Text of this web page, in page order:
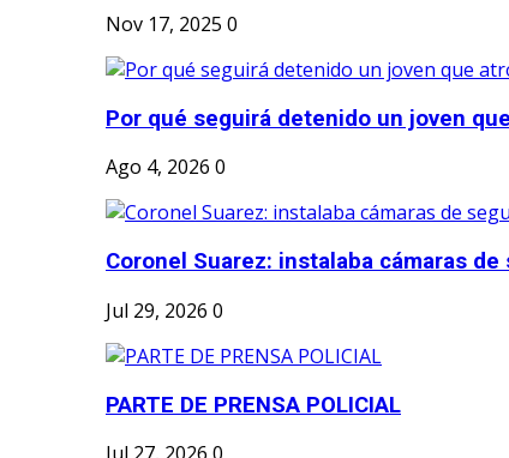
Nov 17, 2025 0
Por qué seguirá detenido un joven
Ago 4, 2026 0
Coronel Suarez: instalaba cámaras de
Jul 29, 2026 0
PARTE DE PRENSA POLICIAL